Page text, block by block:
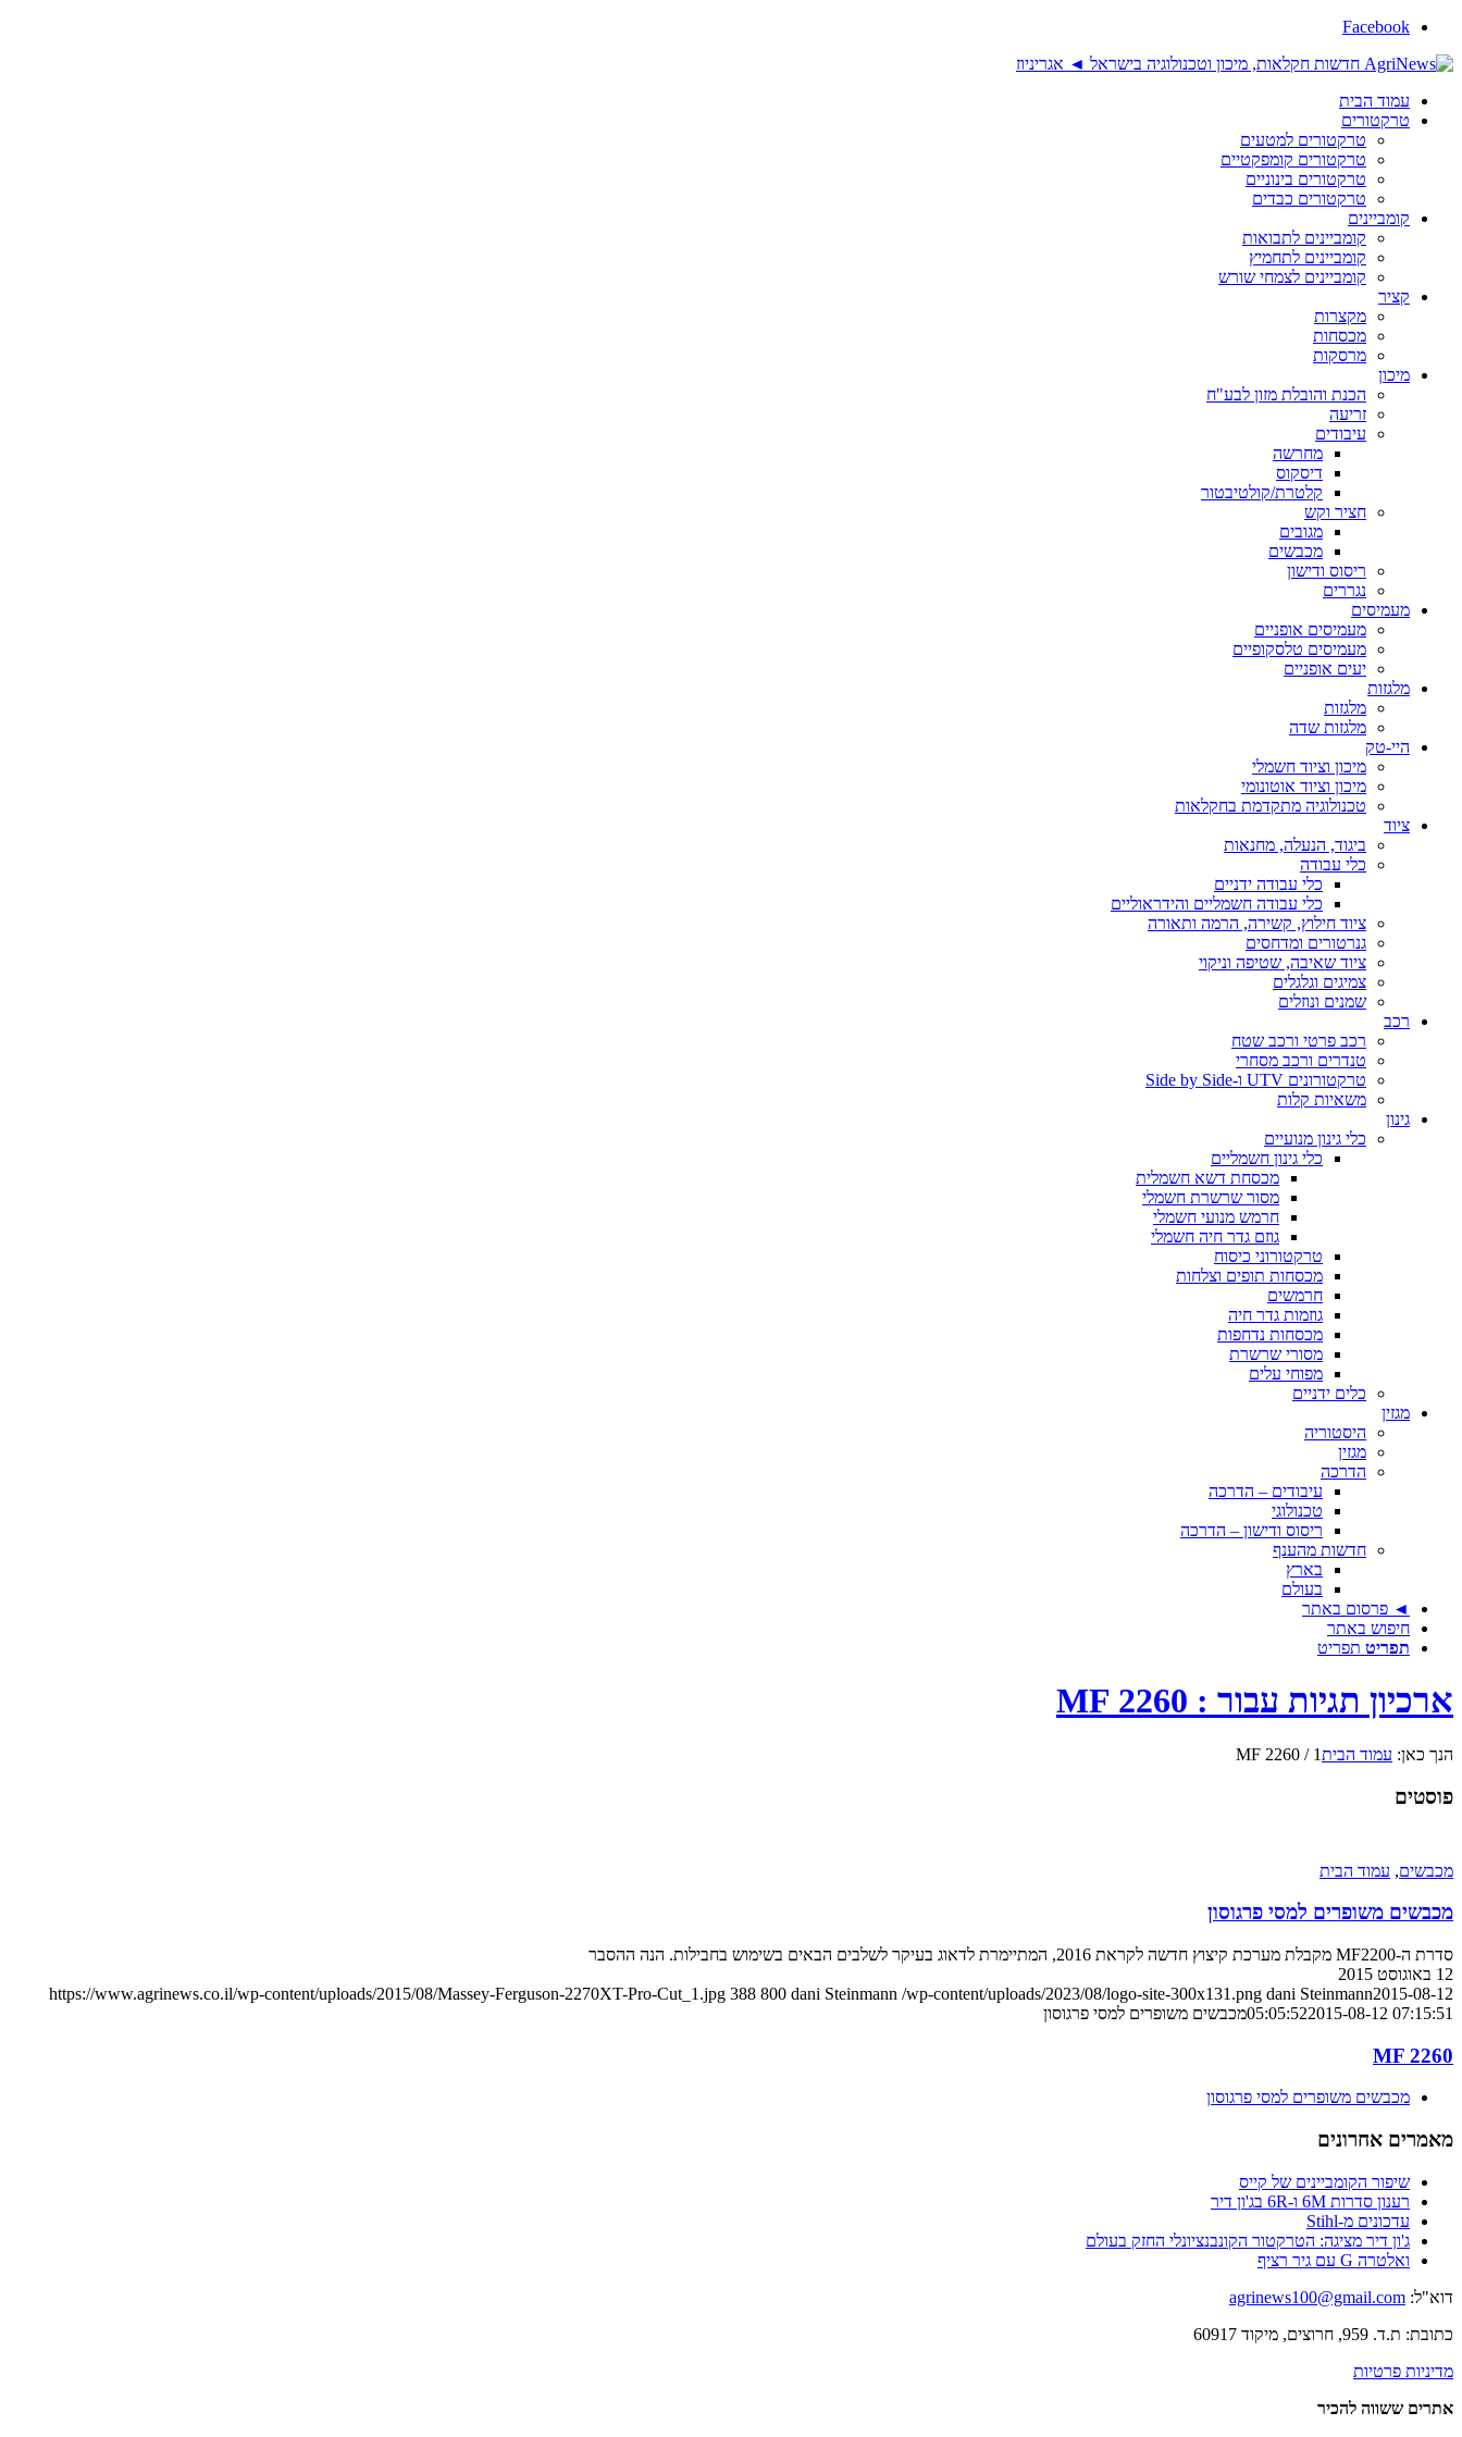
Facebook
עמוד הבית
טרקטורים
טרקטורים למטעים
טרקטורים קומפקטיים
טרקטורים בינוניים
טרקטורים כבדים
קומביינים
קומביינים לתבואות
קומביינים לתחמיץ
קומביינים לצמחי שורש
קציר
מקצרות
מכסחות
מרסקות
מיכון
הכנת והובלת מזון לבע"ח
זריעה
עיבודים
מחרשה
דיסקוס
קלטרת/קולטיבטור
חציר וקש
מגובים
מכבשים
ריסוס ודישון
נגררים
מעמיסים
מעמיסים אופניים
מעמיסים טלסקופיים
יעים אופניים
מלגזות
מלגזות
מלגזות שדה
היי-טק
מיכון וציוד חשמלי
מיכון וציוד אוטונומי
טכנולוגיה מתקדמת בחקלאות
ציוד
ביגוד, הנעלה, מחנאות
כלי עבודה
כלי עבודה ידניים
כלי עבודה חשמליים והידראוליים
ציוד חילוץ, קשירה, הרמה ותאורה
גנרטורים ומדחסים
ציוד שאיבה, שטיפה וניקוי
צמיגים וגלגלים
שמנים ונוזלים
רכב
רכב פרטי ורכב שטח
טנדרים ורכב מסחרי
טרקטורונים UTV ו-Side by Side
משאיות קלות
גינון
כלי גינון מנועיים
כלי גינון חשמליים
מכסחת דשא חשמלית
מסור שרשרת חשמלי
חרמש מנועי חשמלי
גוזם גדר חיה חשמלי
טרקטורוני כיסוח
מכסחות תופים וצלחות
חרמשים
גוזמות גדר חיה
מכסחות נדחפות
מסורי שרשרת
מפוחי עלים
כלים ידניים
מגזין
היסטוריה
מגזין
הדרכה
עיבודים – הדרכה
טכנולוגי
ריסוס ודישון – הדרכה
חדשות מהענף
בארץ
בעולם
◄ פרסום באתר
חיפוש באתר
תפריט תפריט
ארכיון תגיות עבור : MF 2260
הנך כאן: עמוד הבית1
/
MF 2260
פוסטים
מכבשים, עמוד הבית
מכבשים משופרים למסי פרגוסון
סדרת ה-MF2200 מקבלת מערכת קיצוץ חדשה לקראת 2016, המתיימרת לדאוג בעיקר לשלבים הבאים בשימוש בחבילות. הנה ההסבר
12 באוגוסט 2015
https://www.agrinews.co.il/wp-content/uploads/2015/08/Massey-Ferguson-2270XT-Pro-Cut_1.jpg 388 800 dani Steinmann /wp-content/uploads/2023/08/logo-site-300x131.png dani Steinmann2015-08-12
05:05:522015-08-12 07:15:51 מכבשים משופרים למסי פרגוסון
MF 2260
מכבשים משופרים למסי פרגוסון
מאמרים אחרונים
שיפור הקומביינים של קייס
רענון סדרות 6M ו-6R בג'ון דיר
עדכונים מ-Stihl
ג'ון דיר מציגה: הטרקטור הקונבנציונלי החזק בעולם
ואלטרה G עם גיר רציף
דוא"ל: agrinews100@gmail.com
כתובת: ת.ד. 959, חרוצים, מיקוד 60917
מדיניות פרטיות
אתרים ששווה להכיר